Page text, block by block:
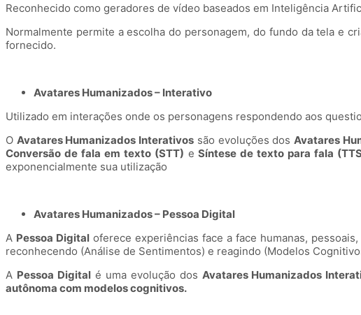
Reconhecido como geradores de vídeo baseados em Inteligência
Normalmente permite a escolha do personagem, do fundo da tela e
fornecido.
Avatares Humanizados – Interativo
Utilizado em interações onde os personagens respondendo aos
O Avatares Humanizados Interativos são evoluções dosAvatares
Conversão de fala em texto (STT) eSíntese de texto para fala
exponencialmente sua utilização
Avatares Humanizados – Pessoa Digital
A Pessoa Digital oferece experiências face a face humanas,
reconhecendo (Análise de Sentimentos) e reagindo (Modelos
A Pessoa Digitalé uma evolução dos Avatares Humanizados
autônoma com modelos cognitivos.